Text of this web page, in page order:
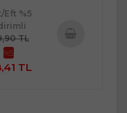
Eft %5
TL
%5
TL